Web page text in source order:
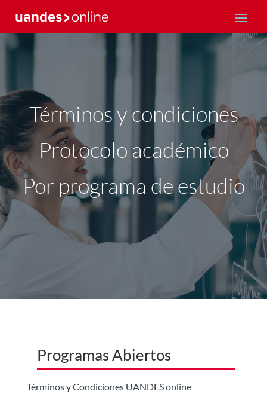
Términos y condiciones
Protocolo académico
Por programa de estudio
Programas Abiertos
Términos y Condiciones UANDES online